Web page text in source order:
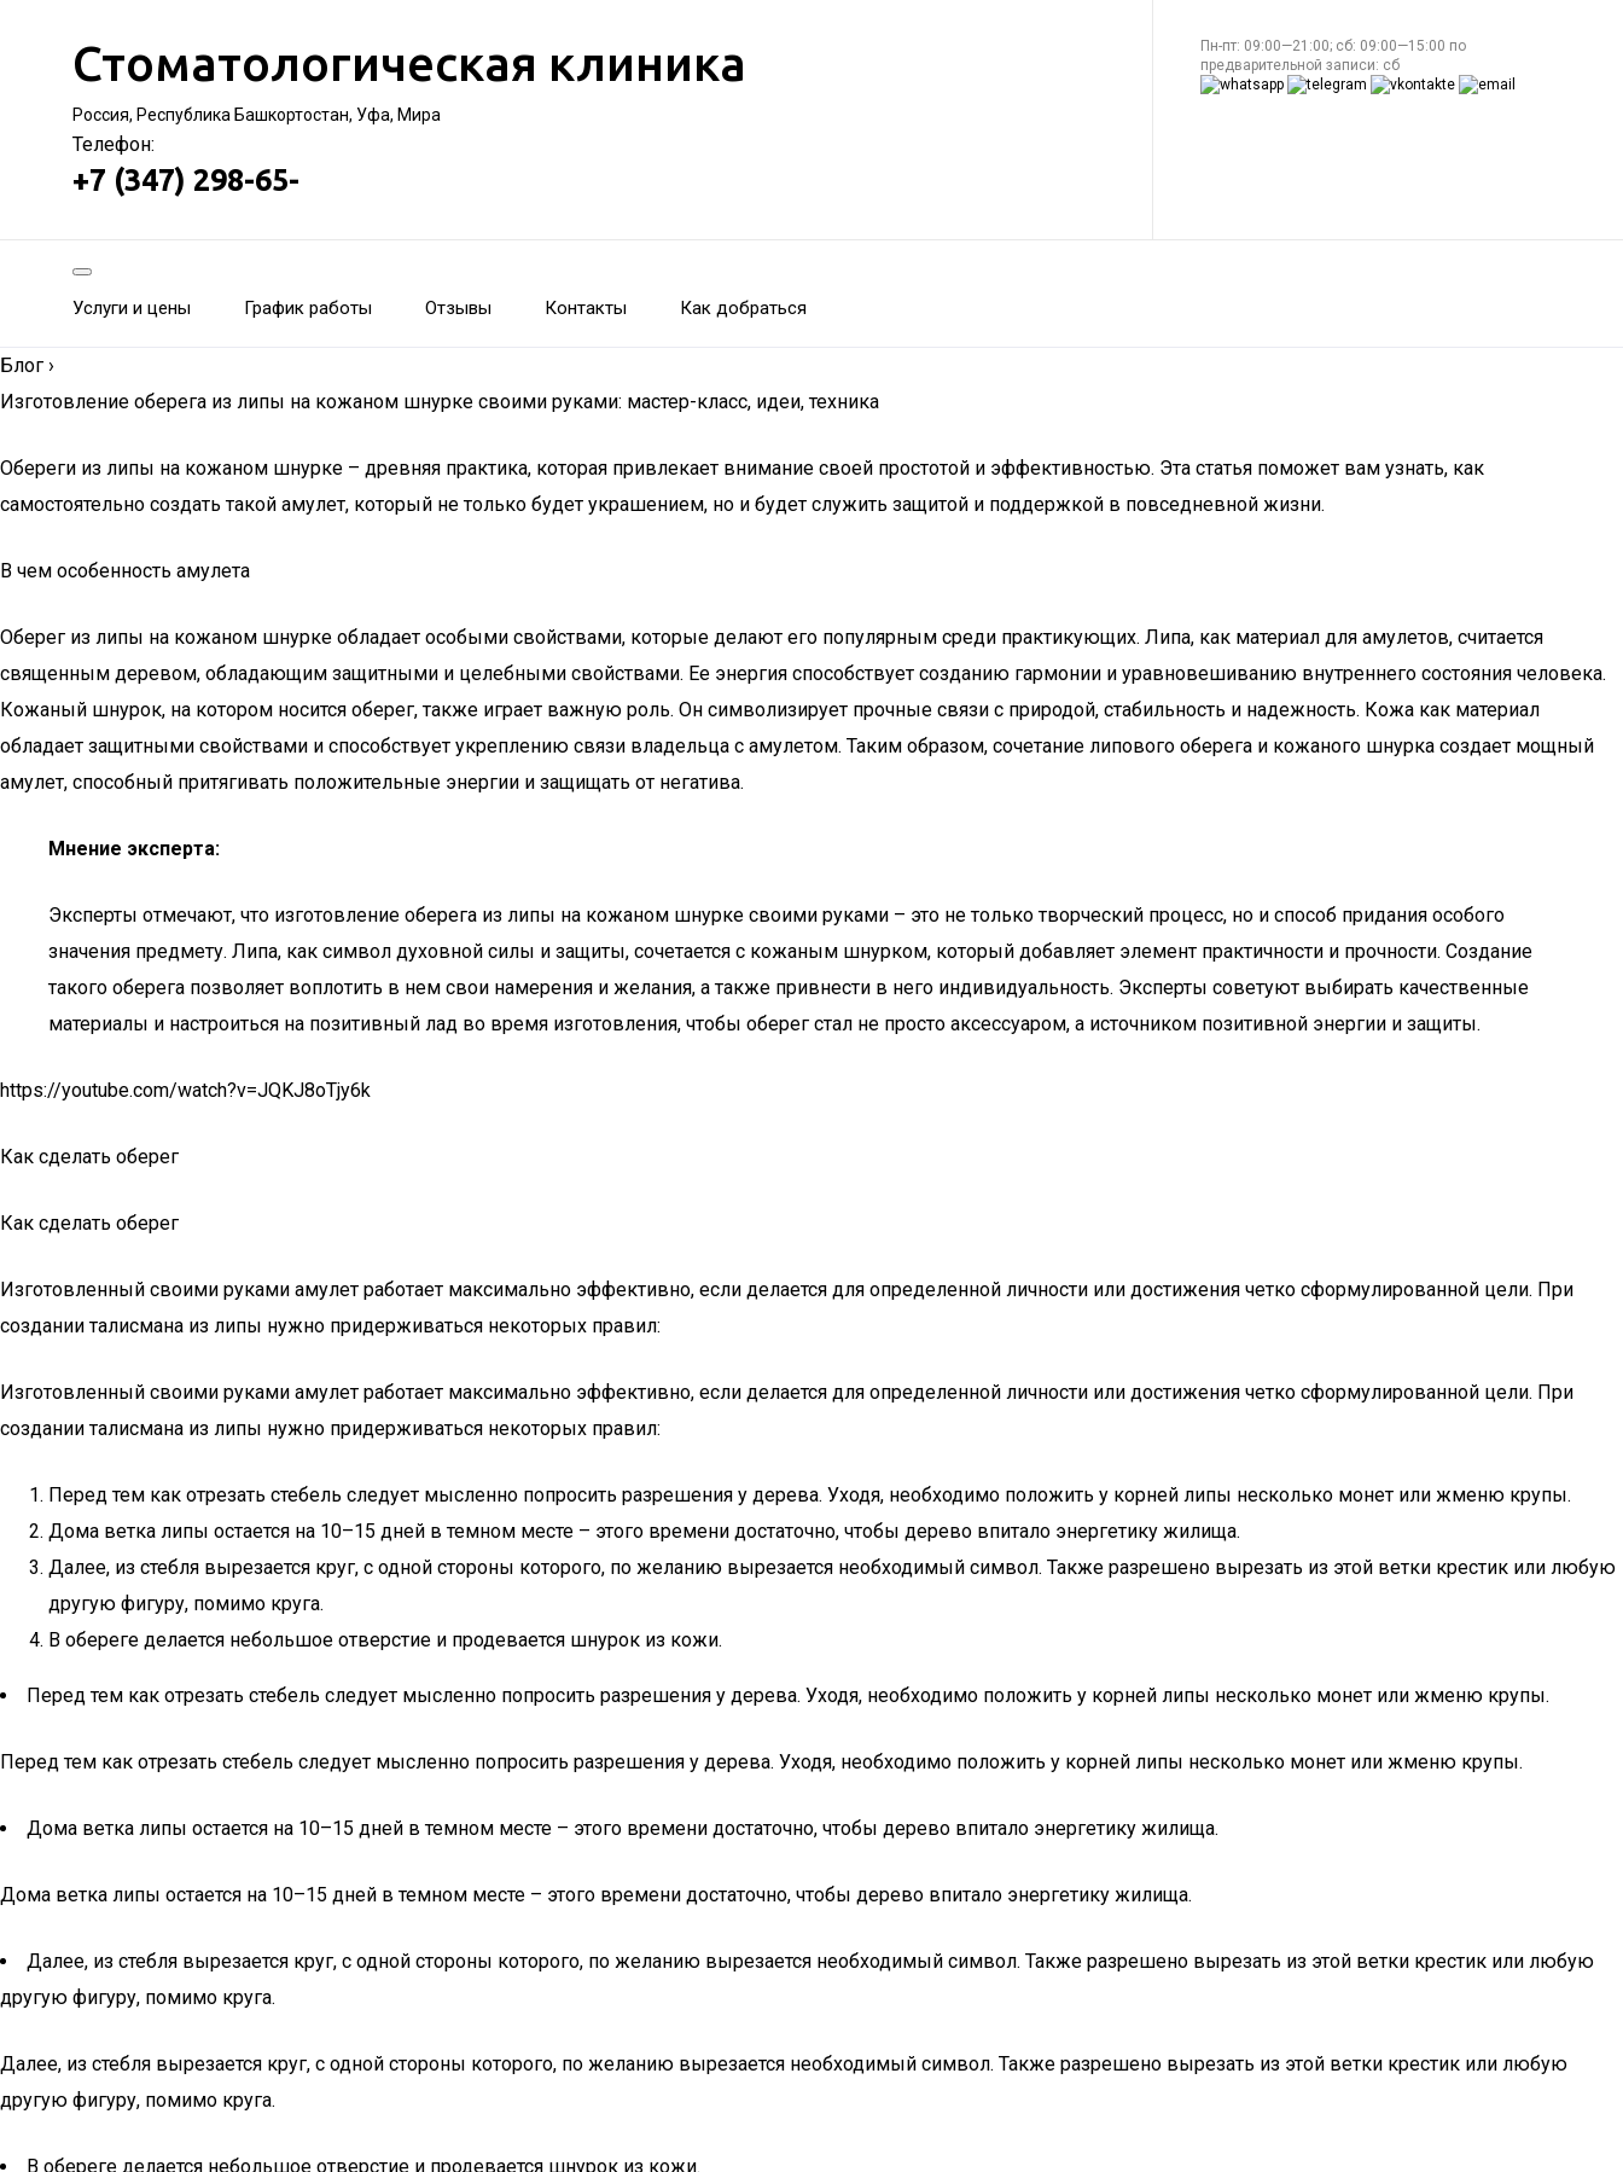
Стоматологическая клиника
Россия, Республика Башкортостан, Уфа, Мира
Телефон:
+7 (347) 298-65-
Пн-пт: 09:00—21:00; сб: 09:00—15:00 по
предварительной записи: сб
Услуги и цены График работы Отзывы Контакты Как добраться
Блог ›
Изготовление оберега из липы на кожаном шнурке своими руками: мастер-класс, идеи, техника
Обереги из липы на кожаном шнурке – древняя практика, которая привлекает внимание своей простотой и эффективностью. Эта статья поможет вам узнать, как
самостоятельно создать такой амулет, который не только будет украшением, но и будет служить защитой и поддержкой в повседневной жизни.
В чем особенность амулета
Оберег из липы на кожаном шнурке обладает особыми свойствами, которые делают его популярным среди практикующих. Липа, как материал для амулетов, считается
священным деревом, обладающим защитными и целебными свойствами. Ее энергия способствует созданию гармонии и уравновешиванию внутреннего состояния человека.
Кожаный шнурок, на котором носится оберег, также играет важную роль. Он символизирует прочные связи с природой, стабильность и надежность. Кожа как материал
обладает защитными свойствами и способствует укреплению связи владельца с амулетом. Таким образом, сочетание липового оберега и кожаного шнурка создает мощный
амулет, способный притягивать положительные энергии и защищать от негатива.
Мнение эксперта:
Эксперты отмечают, что изготовление оберега из липы на кожаном шнурке своими руками – это не только творческий процесс, но и способ придания особого
значения предмету. Липа, как символ духовной силы и защиты, сочетается с кожаным шнурком, который добавляет элемент практичности и прочности. Создание
такого оберега позволяет воплотить в нем свои намерения и желания, а также привнести в него индивидуальность. Эксперты советуют выбирать качественные
материалы и настроиться на позитивный лад во время изготовления, чтобы оберег стал не просто аксессуаром, а источником позитивной энергии и защиты.
https://youtube.com/watch?v=JQKJ8oTjy6k
Как сделать оберег
Как сделать оберег
Изготовленный своими руками амулет работает максимально эффективно, если делается для определенной личности или достижения четко сформулированной цели. При
создании талисмана из липы нужно придерживаться некоторых правил:
Изготовленный своими руками амулет работает максимально эффективно, если делается для определенной личности или достижения четко сформулированной цели. При
создании талисмана из липы нужно придерживаться некоторых правил:
Перед тем как отрезать стебель следует мысленно попросить разрешения у дерева. Уходя, необходимо положить у корней липы несколько монет или жменю крупы.
Дома ветка липы остается на 10–15 дней в темном месте – этого времени достаточно, чтобы дерево впитало энергетику жилища.
Далее, из стебля вырезается круг, с одной стороны которого, по желанию вырезается необходимый символ. Также разрешено вырезать из этой ветки крестик или любую
другую фигуру, помимо круга.
В обереге делается небольшое отверстие и продевается шнурок из кожи.
Перед тем как отрезать стебель следует мысленно попросить разрешения у дерева. Уходя, необходимо положить у корней липы несколько монет или жменю крупы.
Перед тем как отрезать стебель следует мысленно попросить разрешения у дерева. Уходя, необходимо положить у корней липы несколько монет или жменю крупы.
Дома ветка липы остается на 10–15 дней в темном месте – этого времени достаточно, чтобы дерево впитало энергетику жилища.
Дома ветка липы остается на 10–15 дней в темном месте – этого времени достаточно, чтобы дерево впитало энергетику жилища.
Далее, из стебля вырезается круг, с одной стороны которого, по желанию вырезается необходимый символ. Также разрешено вырезать из этой ветки крестик или любую
другую фигуру, помимо круга.
Далее, из стебля вырезается круг, с одной стороны которого, по желанию вырезается необходимый символ. Также разрешено вырезать из этой ветки крестик или любую
другую фигуру, помимо круга.
В обереге делается небольшое отверстие и продевается шнурок из кожи.